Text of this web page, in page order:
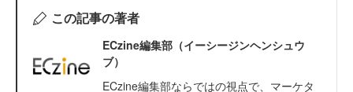
この記事の著者
ECzine編集部（イーシージンヘンシュウ
ブ）
ECzine編集部ならではの視点で、マーケタ